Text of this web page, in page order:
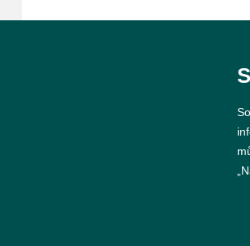
vám ve skříni staré / nevhodné /
příchod 30 minut před
aby si vše na prodejních místech
stihli přichystat. Pokud